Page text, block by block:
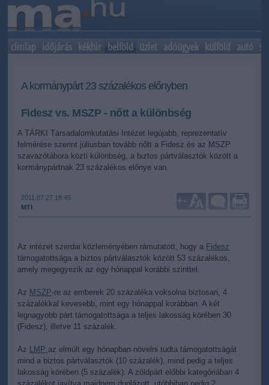
címlap időjárás kékhír belföld üzlet adóügyek külföld autó
A kormánypárt 23 százalékos előnyben
Fidesz vs. MSZP - nőtt a különbség
A TÁRKI Társadalomkutatási Intézet legújabb, reprezentatív
felmérése szerint júliusban tovább nőtt a Fidesz és az MSZP
szavazótábora közti különbség, a biztos pártválasztók között a
kormánypártnak 23 százalékos előnye van.
2011.07.27 18:45
MTI
+-
Az intézet szerdai közleményében rámutatott, hogy a Fidesz
támogatottsága a biztos pártválasztók között 53 százalékos,
amely megegyezik az egy hónappal korábbi szinttel.
Az MSZP-re az emberek 20 százaléka voksolna biztosan, 4
százalékkal kevesebb, mint egy hónappal korábban. A két
legnagyobb párt támogatottsága a teljes lakosság körében 30
(Fidesz), illetve 11 százalék.
Az LMP az elmúlt egy hónapban növelni tudta támogatottságát
mind a biztos pártválasztók (10 százalék), mind pedig a teljes
lakosság körében (5 százalék). A zöldpárt előbbi kategóriában 4
százalékot javítva majdnem duplázott, utóbbiban pedig 2